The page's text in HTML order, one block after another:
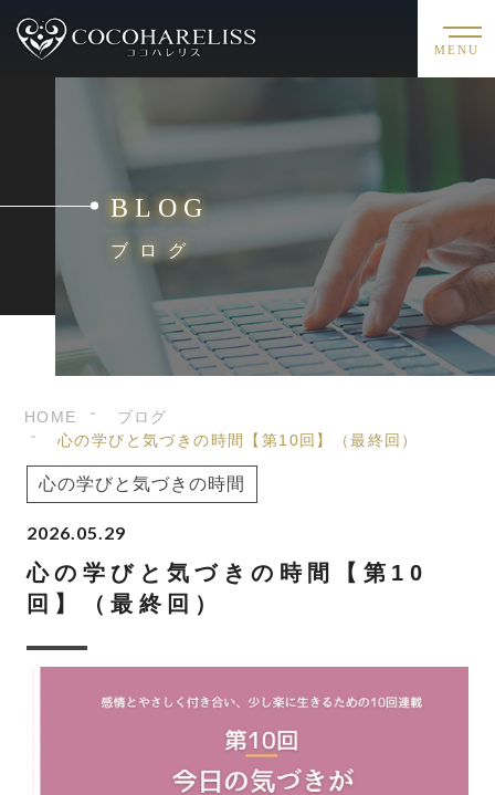
MENU
BLOG
ブログ
HOME
ブログ
心の学びと気づきの時間【第10回】（最終回）
心の学びと気づきの時間
2026.05.29
心の学びと気づきの時間【第10
回】（最終回）